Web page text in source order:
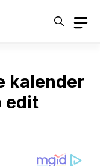
kalender
edit